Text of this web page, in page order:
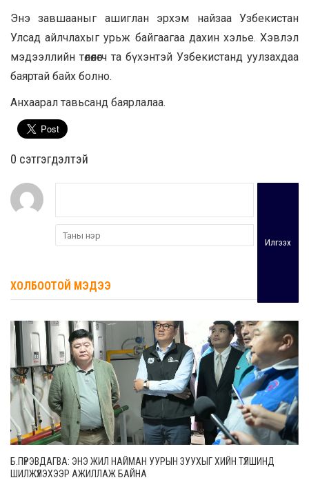
Энэ завшааныг ашиглан эрхэм найзаа Узбекистан
Улсад айлчлахыг урьж байгаагаа дахин хэлье. Хэвлэл
мэдээллийн төлөөлөгч та бүхэнтэй Узбекистанд уулзахдаа
баяртай байх болно.
Анхаарал тавьсанд баярлалаа.
0 cэтгэгдэлтэй
Илгээх
ХОЛБООТОЙ МЭДЭЭ
Б.ПҮРЭВДАГВА: ЭНЭ ЖИЛ НАЙМАН УУРЫН ЗУУХЫГ ХИЙН ТҮЛШИНД
ШИЛЖҮҮЛЭХЭЭР АЖИЛЛАЖ БАЙНА